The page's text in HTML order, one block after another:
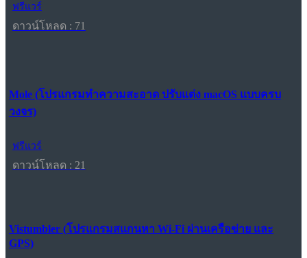
ฟรีแวร์
ดาวน์โหลด : 71
Mole (โปรแกรมทำความสะอาด ปรับแต่ง macOS แบบครบ
วงจร)
ฟรีแวร์
ดาวน์โหลด : 21
Vistumbler (โปรแกรมสแกนหา Wi-Fi ผ่านเครือข่าย และ
GPS)